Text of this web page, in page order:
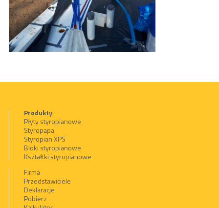
Produkty
Płyty styropianowe
Styropapa
Styropian XPS
Bloki styropianowe
Kształtki styropianowe
Firma
Przedstawiciele
Deklaracje
Pobierz